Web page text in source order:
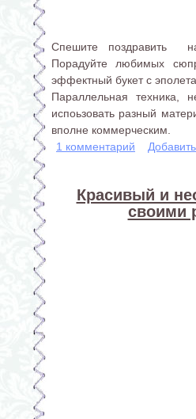
Спешите поздравить
Порадуйте любимых
эффектный букет с
Параллельная техника,
испоьзовать разный
вполне коммерческим.
1 комментарий
Красивый и
своими